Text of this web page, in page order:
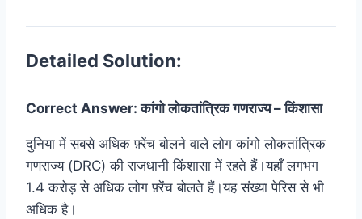
Detailed Solution:
Correct Answer: कांगो लोकतांत्रिक गणराज्य – किंशासा
दुनिया में सबसे अधिक फ़्रेंच बोलने वाले लोग कांगो लोकतांत्रिक
गणराज्य (DRC) की राजधानी किंशासा में रहते हैं।यहाँ लगभग
1.4 करोड़ से अधिक लोग फ़्रेंच बोलते हैं।यह संख्या पेरिस से भी
अधिक है।